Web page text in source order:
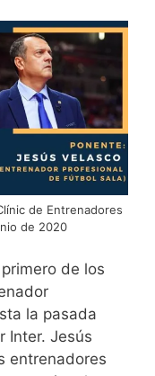
de Entrenadores
de 2020
de los
la pasada
Inter. Jesús
entrenadores